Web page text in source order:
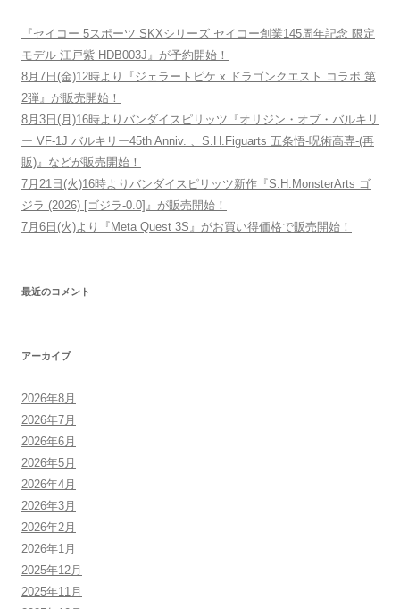
『セイコー 5スポーツ SKXシリーズ セイコー創業145周年記念 限定
モデル 江戸紫 HDB003J』が予約開始！
8月7日(金)12時より『ジェラートピケ x ドラゴンクエスト コラボ 第
2弾』が販売開始！
8月3日(月)16時よりバンダイスピリッツ『オリジン・オブ・バルキリ
ー VF-1J バルキリー45th Anniv. 、S.H.Figuarts 五条悟-呪術高専-(再
販)』などが販売開始！
7月21日(火)16時よりバンダイスピリッツ新作『S.H.MonsterArts ゴ
ジラ (2026) [ゴジラ-0.0]』が販売開始！
7月6日(火)より『Meta Quest 3S』がお買い得価格で販売開始！
最近のコメント
アーカイブ
2026年8月
2026年7月
2026年6月
2026年5月
2026年4月
2026年3月
2026年2月
2026年1月
2025年12月
2025年11月